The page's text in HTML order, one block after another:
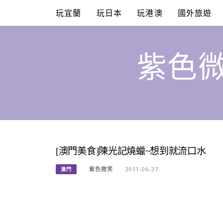
content
玩宜蘭 玩日本 玩港澳 國外旅遊
紫色
[澳門美食]陳光記燒蠟~想到就流口水
澳門 紫色微笑 2011-06-27